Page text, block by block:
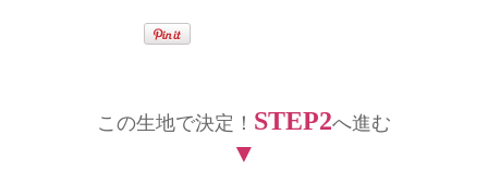
この生地で決定！ STEP2へ進む
▼